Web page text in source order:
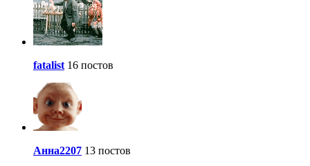
fatalist 16 постов
Анна2207 13 постов